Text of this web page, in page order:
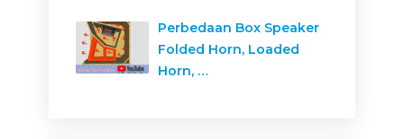
Perbedaan Box Speaker
Folded Horn, Loaded
Horn, …